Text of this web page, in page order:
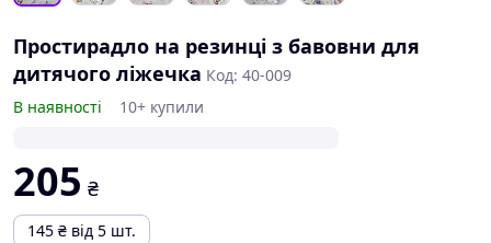
Простирадло на резинці з бавовни для
дитячого ліжечка Код: 40-009
В наявності
10+ купили
205 ₴
145 ₴ від 5 шт.